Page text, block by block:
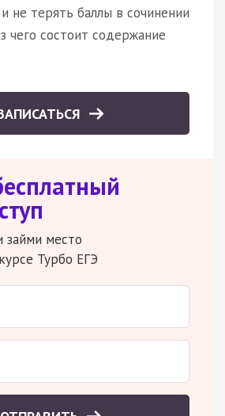
не терять баллы в сочинении
чего состоит содержание
займи место
Турбо ЕГЭ